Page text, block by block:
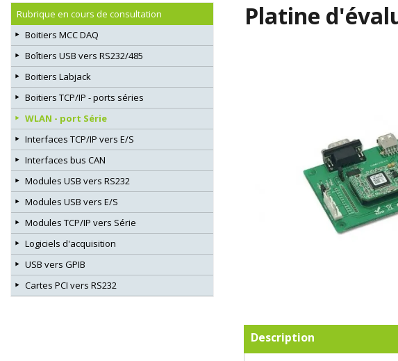
Platine
Description
Rubrique en cours de consultation
Boitiers MCC DAQ
Boîtiers USB vers RS232/485
Boitiers Labjack
Boitiers TCP/IP - ports séries
WLAN - port Série
Interfaces TCP/IP vers E/S
Interfaces bus CAN
Modules USB vers RS232
Modules USB vers E/S
Modules TCP/IP vers Série
Logiciels d'acquisition
USB vers GPIB
Cartes PCI vers RS232